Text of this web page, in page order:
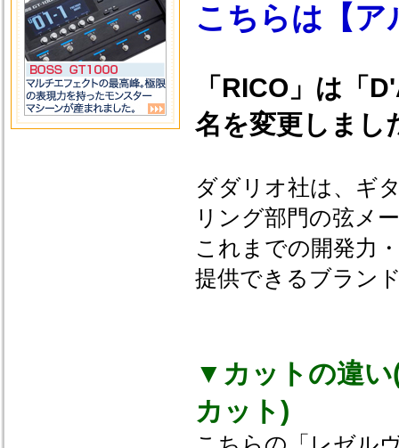
こちらは【ア
「RICO」は「
名を変更しまし
ダダリオ社は、ギ
リング部門の弦メ
これまでの開発力
提供できるブラン
▼カットの違い
カット)